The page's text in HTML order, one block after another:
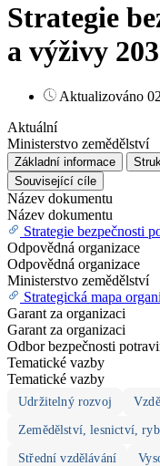
Strategie
a výživy
Aktualizováno
Aktuální
Ministerstvo zemědělství
Základní informace
Související cíle
Název dokumentu
Název dokumentu
Strategie bezpečnosti
Odpovědná organizace
Odpovědná organizace
Ministerstvo zemědělství
Strategická mapa
Garant za organizaci
Garant za organizaci
Odbor bezpečnosti
Tematické vazby
Tematické vazby
Udržitelný rozvoj
Zemědělství, lesnictví,
Střední vzdělávání